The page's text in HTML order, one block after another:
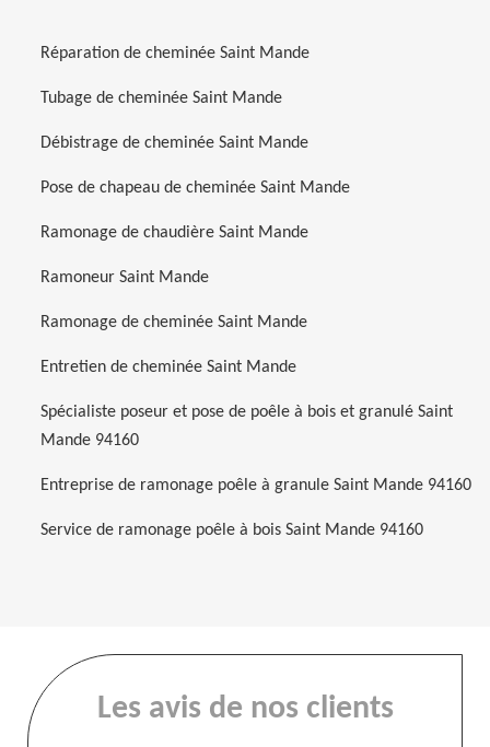
Réparation de cheminée Saint Mande
Tubage de cheminée Saint Mande
Débistrage de cheminée Saint Mande
Pose de chapeau de cheminée Saint Mande
Ramonage de chaudière Saint Mande
Ramoneur Saint Mande
Ramonage de cheminée Saint Mande
Entretien de cheminée Saint Mande
Spécialiste poseur et pose de poêle à bois et granulé Saint
Mande 94160
Entreprise de ramonage poêle à granule Saint Mande 94160
Service de ramonage poêle à bois Saint Mande 94160
Les avis de nos clients